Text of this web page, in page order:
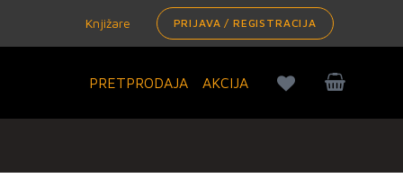
Knjižare PRIJAVA / REGISTRACIJA
PRETPRODAJA AKCIJA